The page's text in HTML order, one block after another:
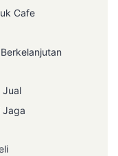
Cafe
Jual
Jaga